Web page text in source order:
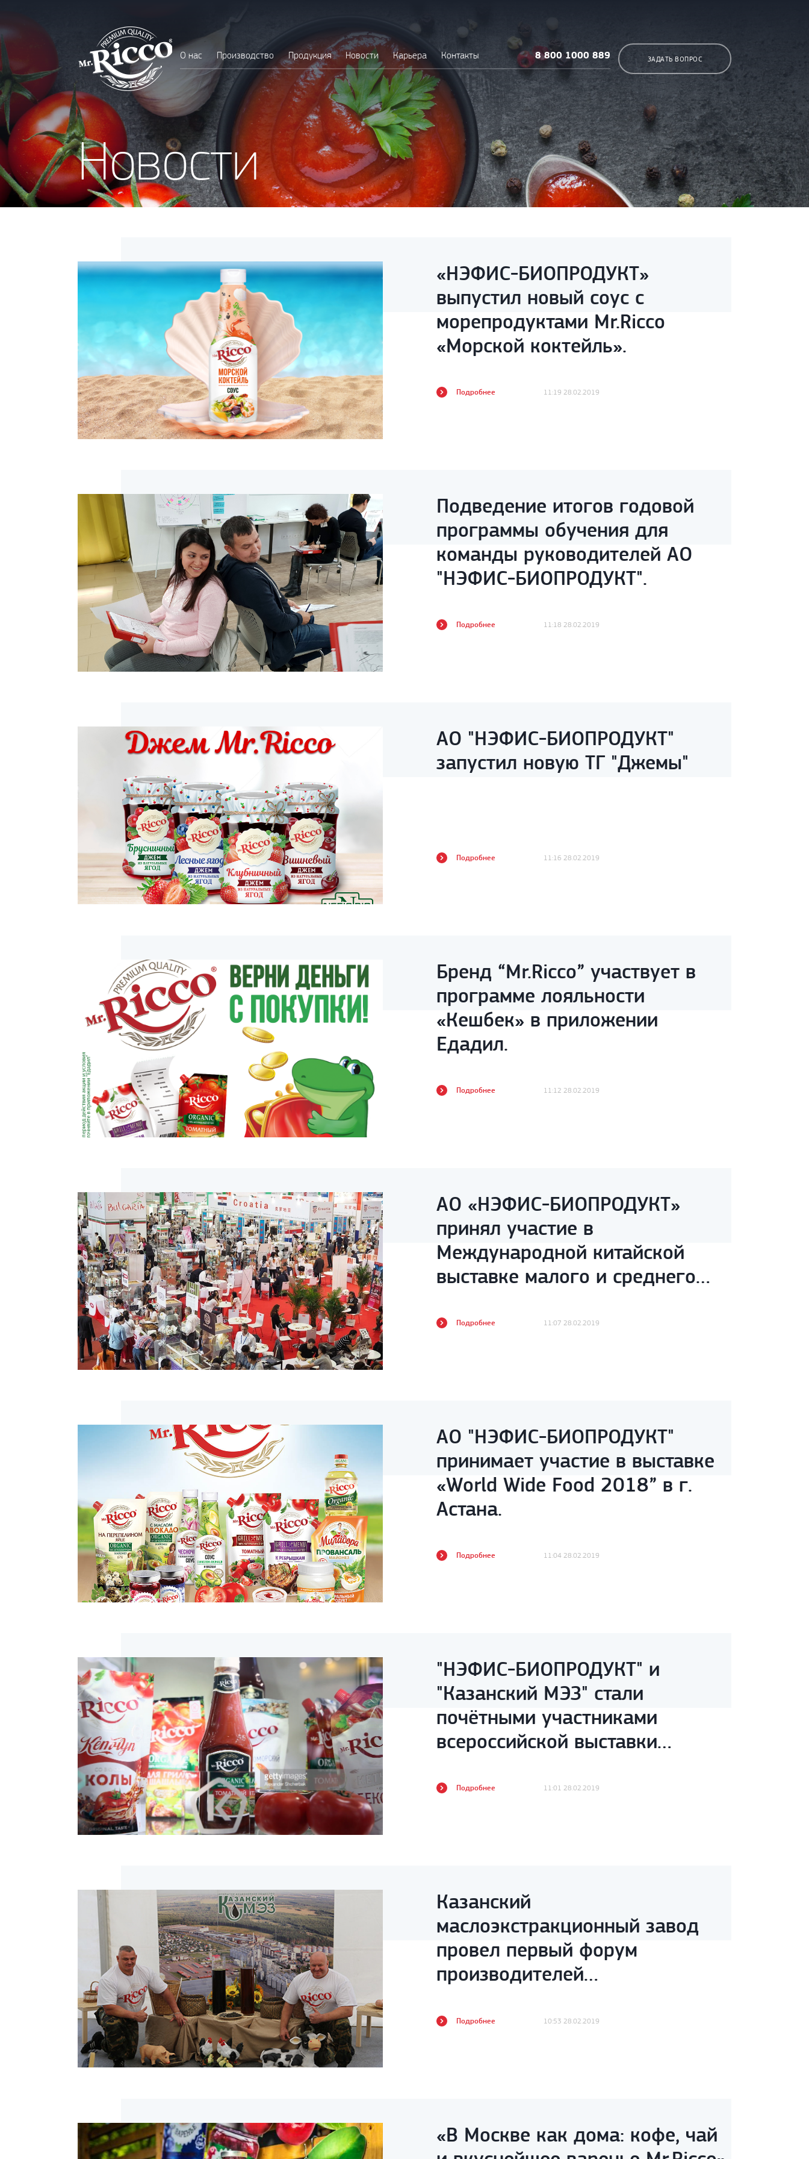
О нас Производство Продукция Новости Карьера Контакты 8 800 1000 889 ЗАДАТЬ ВОПРОС
Новости
«НЭФИС-БИОПРОДУКТ»
выпустил новый соус с
морепродуктами Mr.Ricco
«Морской коктейль».
Подробнее 11:19 28.02.2019
Подведение итогов годовой
программы обучения для
команды руководителей АО
"НЭФИС-БИОПРОДУКТ".
Подробнее 11:18 28.02.2019
АО "НЭФИС-БИОПРОДУКТ"
запустил новую ТГ "Джемы"
Подробнее 11:16 28.02.2019
Бренд “Mr.Ricco” участвует в
программе лояльности
«Кешбек» в приложении
Едадил.
Подробнее 11:12 28.02.2019
АО «НЭФИС-БИОПРОДУКТ»
принял участие в
Международной китайской
выставке малого и среднего
Подробнее 11:07 28.02.2019
АО "НЭФИС-БИОПРОДУКТ"
принимает участие в выставке
«World Wide Food 2018” в г.
Астана.
Подробнее 11:04 28.02.2019
"НЭФИС-БИОПРОДУКТ" и
"Казанский МЭЗ" стали
почётными участниками
всероссийской выставки
Подробнее 11:01 28.02.2019
Казанский
маслоэкстракционный завод
провел первый форум
производителей
Подробнее 10:53 28.02.2019
«В Москве как дома: кофе, чай